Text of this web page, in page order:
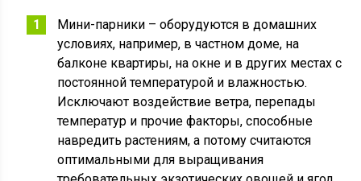
Мини-парники – оборудуются в домашних
условиях, например, в частном доме, на
балконе квартиры, на окне и в других местах с
постоянной температурой и влажностью.
Исключают воздействие ветра, перепады
температур и прочие факторы, способные
навредить растениям, а потому считаются
оптимальными для выращивания